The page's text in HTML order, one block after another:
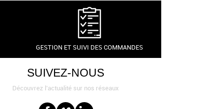
GESTION ET SUIVI DES COMMANDES
SUIVEZ-NOUS
Découvrez l’actualité sur nos réseaux